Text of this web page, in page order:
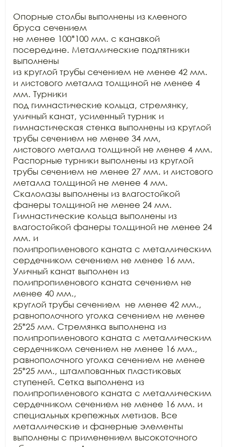
Опорные столбы выполнены из клееного
бруса сечением
не менее 100*100 мм. с канавкой
посередине. Металлические подпятники
выполнены
из круглой трубы сечением не менее 42 мм.
и листового металла толщиной не менее 4
мм. Турники
под гимнастические кольца, стремянку,
уличный канат, усиленный турник и
гимнастическая стенка выполнены из круглой
трубы сечением не менее 34 мм,
листового металла толщиной не менее 4 мм.
Распорные турники выполнены из круглой
трубы сечением не менее 27 мм. и листового
металла толщиной не менее 4 мм.
Скалолазы выполнены из влагостойкой
фанеры толщиной не менее 24 мм.
Гимнастические кольца выполнены из
влагостойкой фанеры толщиной не менее 24
мм. и
полипропиленового каната с металлическим
сердечником сечением не менее 16 мм.
Уличный канат выполнен из
полипропиленового каната сечением не
менее 40 мм.,
круглой трубы сечением  не менее 42 мм.,
равнополочного уголка сечением не менее
25*25 мм. Стремянка выполнена из
полипропиленового каната с металлическим
сердечником сечением не менее 16 мм.,
равнополочного уголка сечением не менее
25*25 мм., штампованных пластиковых
ступеней. Сетка выполнена из
полипропиленового каната с металлическим
сердечником сечением не менее 16 мм. и
специальных крепежных метизов. Все
металлические и фанерные элементы
выполнены с применением высокоточного